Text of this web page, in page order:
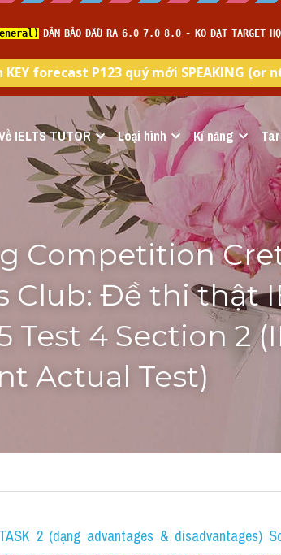
IELTS TUTOR Loại hình Kĩ năng
Competition
Club: Đề thi thật
Test 4 Section 2
Actual Test)
2 (dạng advantages & disadvantages)